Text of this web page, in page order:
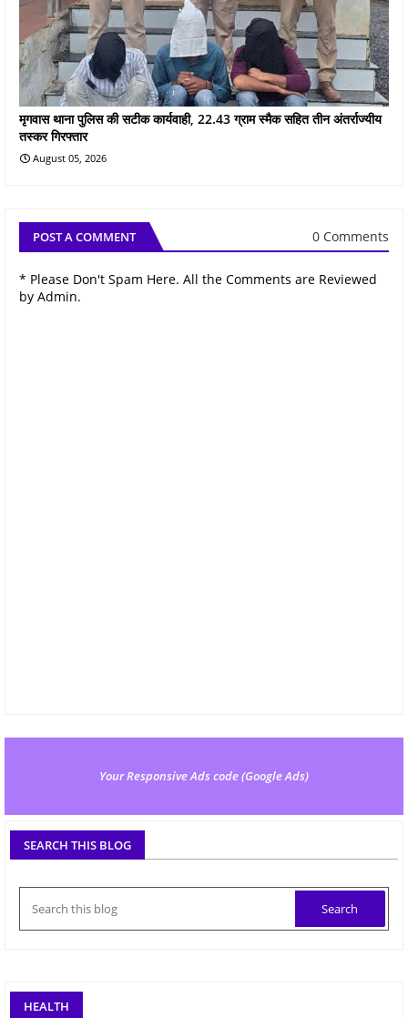
मृगवास थाना पुलिस की सटीक कार्यवाही, 22.43 ग्राम स्मैक सहित तीन अंतर्राज्यीय
तस्कर गिरफ्तार
August 05, 2026
POST A COMMENT 0 Comments
* Please Don't Spam Here. All the Comments are Reviewed
by Admin.
Your Responsive Ads code (Google Ads)
SEARCH THIS BLOG
HEALTH